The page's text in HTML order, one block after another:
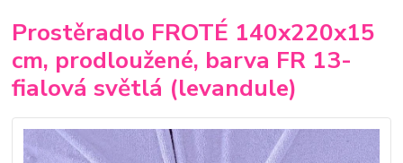
Prostěradlo FROTÉ 140x220x15
cm, prodloužené, barva FR 13-
fialová světlá (levandule)